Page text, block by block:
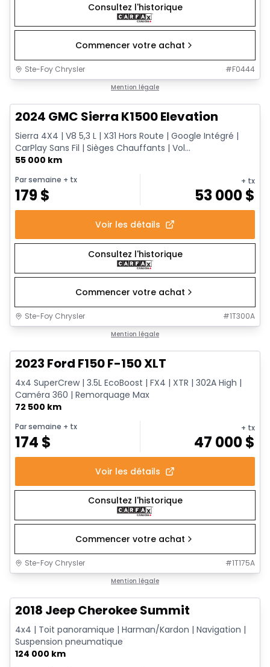
Consultez l'historique
Commencer votre achat
Ste-Foy Chrysler #F0444
Mention légale
2024 GMC Sierra K1500 Elevation
Sierra 4X4 | V8 5,3 L | X31 Hors Route | Google Intégré |
CarPlay Sans Fil | Sièges Chauffants | Vol...
55 000 km
Par semaine + tx
179$
+ tx
53 000$
Voir les détails
Consultez l'historique
Commencer votre achat
Ste-Foy Chrysler #1T300A
Mention légale
2023 Ford F150 F-150 XLT
4x4 SuperCrew | 3.5L EcoBoost | FX4 | XTR | 302A High |
Caméra 360 | Remorquage Max
72 500 km
Par semaine + tx
174 $
+ tx
47 000$
Voir les détails
Consultez l'historique
Commencer votre achat
Ste-Foy Chrysler #1T175A
Mention légale
2018 Jeep Cherokee Summit
4x4 | Toit panoramique | Harman/Kardon | Navigation |
Suspension pneumatique
124 000 km